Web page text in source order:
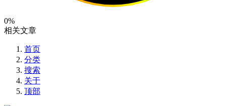
0%
相关文章
首页
分类
搜索
关于
顶部